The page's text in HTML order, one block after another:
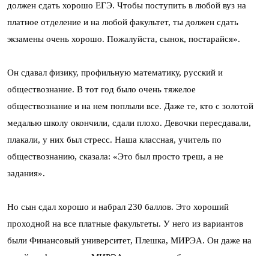
должен сдать хорошо ЕГЭ. Чтобы поступить в любой вуз на
платное отделение и на любой факультет, ты должен сдать
экзамены очень хорошо. Пожалуйста, сынок, постарайся».
Он сдавал физику, профильную математику, русский и
обществознание. В тот год было очень тяжелое
обществознание и на нем поплыли все. Даже те, кто с золотой
медалью школу окончили, сдали плохо. Девочки пересдавали,
плакали, у них был стресс. Наша классная, учитель по
обществознанию, сказала: «Это был просто треш, а не
задания».
Но сын сдал хорошо и набрал 230 баллов. Это хороший
проходной на все платные факультеты. У него из вариантов
были Финансовый университет, Плешка, МИРЭА. Он даже на